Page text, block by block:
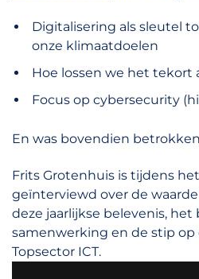
Digitalisering als sleutel
onze klimaatdoelen
Hoe lossen we het tekort
Focus op cybersecurity
En was bovendien
Frits Grotenhuis is tijdens
geïnterviewd over de
deze jaarlijkse belevenis, het
samenwerking en de stip op
Topsector ICT.